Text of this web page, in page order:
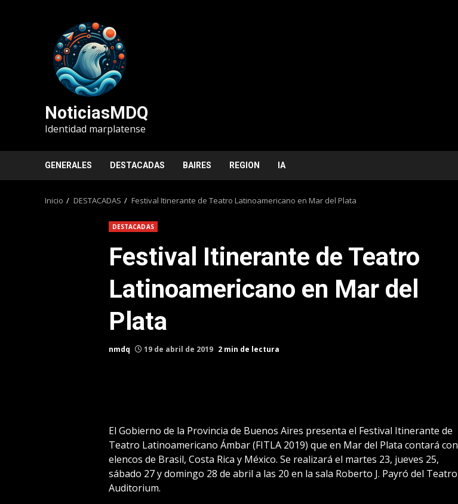
NoticiasMDQ
Identidad marplatense
GENERALES DESTACADAS BAIRES REGION IA
Inicio DESTACADAS Festival Itinerante de Teatro Latinoamericano en Mar del Plata
DESTACADAS
Festival Itinerante de Teatro
Latinoamericano en Mar del
Plata
nmdq 19 de abril de 2019 2 min de lectura
El Gobierno de la Provincia de Buenos Aires presenta el Festival Itinerante de
Teatro Latinoamericano Ámbar (FITLA 2019) que en Mar del Plata contará con
elencos de Brasil, Costa Rica y México. Se realizará el martes 23, jueves 25,
sábado 27 y domingo 28 de abril a las 20 en la sala Roberto J. Payró del Teatro
Auditorium.